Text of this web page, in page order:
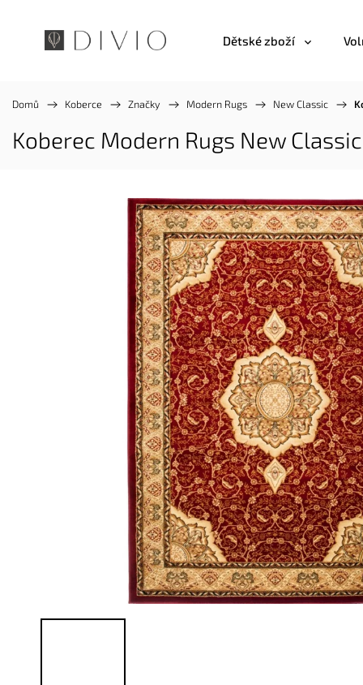
Dětské zboží
Domů / Koberce / Značky / Modern Rugs / New Classic /
Koberec Modern Rugs New